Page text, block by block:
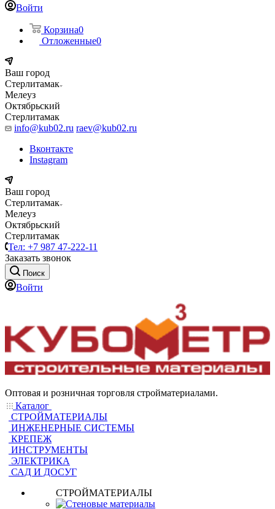
Войти
Корзина0
Отложенные0
Ваш город
Стерлитамак
Мелеуз
Октябрьский
Стерлитамак
info@kub02.ru raev@kub02.ru
Вконтакте
Instagram
Ваш город
Стерлитамак
Мелеуз
Октябрьский
Стерлитамак
Тел: +7 987 47-222-11
Заказать звонок
Поиск
Войти
Оптовая и розничная торговля стройматериалами.
Каталог
СТРОЙМАТЕРИАЛЫ
ИНЖЕНЕРНЫЕ СИСТЕМЫ
КРЕПЕЖ
ИНСТРУМЕНТЫ
ЭЛЕКТРИКА
САД И ДОСУГ
СТРОЙМАТЕРИАЛЫ